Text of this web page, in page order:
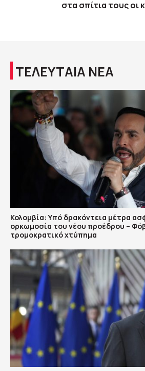
στα σπίτια τους οι
ΤΕΛΕΥΤΑΙΑ ΝΕΑ
Κολομβία: Υπό δρακόντεια μέτρα
ορκωμοσία του νέου προέδρου –
τρομοκρατικό χτύπημα